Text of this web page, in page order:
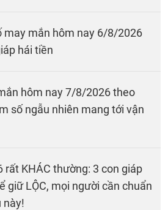
may mắn hôm nay 6/8/2026
hái tiền
hôm nay 7/8/2026 theo
số ngẫu nhiên mang tới vận
rất KHÁC thường: 3 con giáp
giữ LỘC, mọi người cần chuẩn
này!